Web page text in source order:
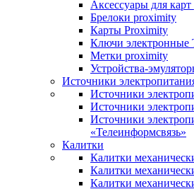
Аксессуары для
Брелоки proximity
Карты Proximity
Ключи электронные
Метки proximity
Устройства-
Источники
Источники
Источники
Источники
«Телеинформсвязь»
Калитки
Калитки
Калитки
Калитки